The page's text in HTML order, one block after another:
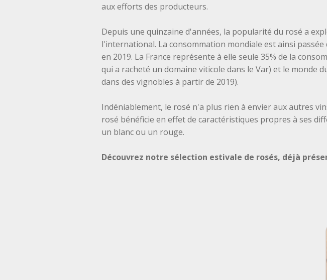
aux efforts des producteurs.
Depuis une quinzaine d'années, la popularité du rosé a
l'international. La consommation mondiale est ainsi
en 2019. La France représente à elle seule 35% de la
qui a racheté un domaine viticole dans le Var) et le monde
dans des vignobles à partir de 2019).
Indéniablement, le rosé n'a plus rien à envier aux autres
rosé bénéficie en effet de caractéristiques propres à ses
un blanc ou un rouge.
Découvrez notre sélection estivale de rosés, déjà